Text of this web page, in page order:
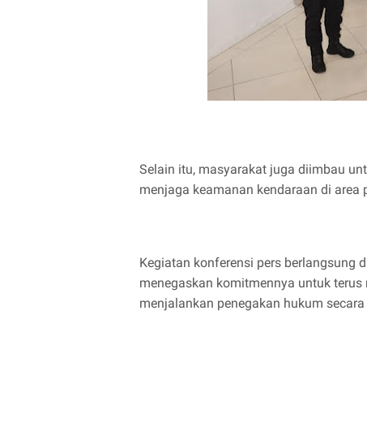
Selain itu, masyarakat juga diimbau
menjaga keamanan kendaraan di area
Kegiatan konferensi pers berlangsung
menegaskan komitmennya untuk
menjalankan penegakan hukum